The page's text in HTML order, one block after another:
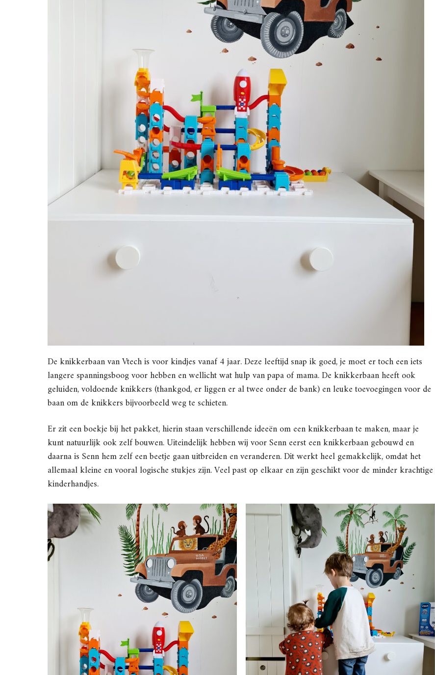
De knikkerbaan van Vtech is voor kindjes vanaf 4 jaar. Deze leeftijd snap ik goed, je moet er toch een iets
langere spanningsboog voor hebben en wellicht wat hulp van papa of mama. De knikkerbaan heeft ook
geluiden, voldoende knikkers (thankgod, er liggen er al twee onder de bank) en leuke toevoegingen voor de
baan om de knikkers bijvoorbeeld weg te schieten.
Er zit een boekje bij het pakket, hierin staan verschillende ideeën om een knikkerbaan te maken, maar je
kunt natuurlijk ook zelf bouwen. Uiteindelijk hebben wij voor Senn eerst een knikkerbaan gebouwd en
daarna is Senn hem zelf een beetje gaan uitbreiden en veranderen. Dit werkt heel gemakkelijk, omdat het
allemaal kleine en vooral logische stukjes zijn. Veel past op elkaar en zijn geschikt voor de minder krachtige
kinderhandjes.